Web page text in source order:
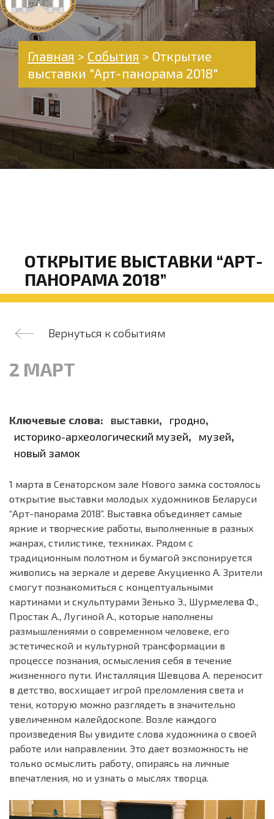
Главная > События > Открытие
выставки "Арт-панорама 2018"
ОТКРЫТИЕ ВЫСТАВКИ “АРТ-
ПАНОРАМА 2018”
Вернуться к событиям
2 МАРТ
Ключевые слова: выставки, гродно,
историко-археологический музей, музей,
новый замок
1 марта в Сенаторском зале Нового замка состоялось
открытие выставки молодых художников Беларуси
“Арт-панорама 2018”. Выставка объединяет самые
яркие и творческие работы, выполненные в разных
жанрах, стилистике, техниках. Рядом с
традиционным полотном и бумагой экспонируется
живопись на зеркале и дереве Акуциенко А. Зрители
смогут познакомиться с концептуальными
картинами и скульптурами Зенько Э., Шурмелева Ф.,
Простак А., Лугиной А., которые наполнены
размышлениями о современном человеке, его
эстетической и культурной трансформации в
процессе познания, осмысления себя в течение
жизненного пути. Инсталляция Шевцова А. переносит
в детство, восхищает игрой преломления света и
тени, которую можно разглядеть в значительно
увеличенном калейдоскопе. Возле каждого
произведения Вы увидите слова художника о своей
работе или направлении. Это дает возможность не
только осмыслить работу, опираясь на личные
впечатления, но и узнать о мыслях творца.